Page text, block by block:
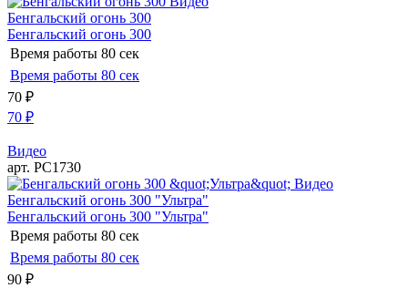
Бенгальский огонь 300
Бенгальский огонь 300
Время работы 80 сек
Время работы 80 сек
70 ₽
70 ₽
Видео
арт. РС1730
Видео
Бенгальский огонь 300 "Ультра"
Бенгальский огонь 300 "Ультра"
Время работы 80 сек
Время работы 80 сек
90 ₽